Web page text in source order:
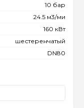
10 бар
24.5 м3/ми
160 кВт
шестеренчатый
DN80